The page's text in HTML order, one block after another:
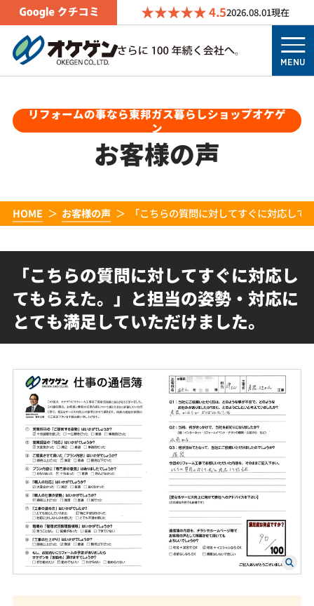
4.52026.08.01現在
MENU
リフォームの事なら東邦ガス暮らしショップオケゲ
ン
お客様の声
HOME お客様の声 「こちらの質問に対してすぐに対応し
「こちらの質問に対してすぐに対応し
てもらえた。」と担当の姿勢・対応に
とても満足していただけました。